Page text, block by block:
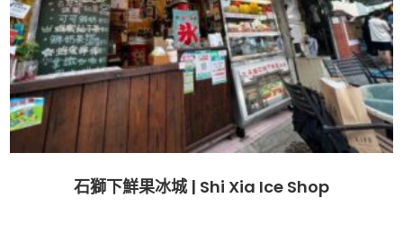
石獅下鮮果冰城 | Shi Xia Ice Shop